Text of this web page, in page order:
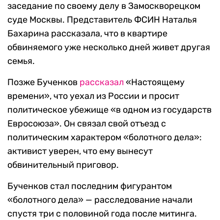
заседание по своему делу в Замоскворецком
суде Москвы. Представитель ФСИН Наталья
Бахарина рассказала, что в квартире
обвиняемого уже несколько дней живет другая
семья.
Позже Бученков рассказал «Настоящему
времени», что уехал из России и просит
политическое убежище «в одном из государств
Евросоюза». Он связал свой отъезд с
политическим характером «болотного дела»:
активист уверен, что ему вынесут
обвинительный приговор.
Бученков стал последним фигурантом
«болотного дела» — расследование начали
спустя три с половиной года после митинга.